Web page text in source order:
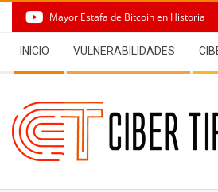
content
Mayor Estafa de Bitcoin en Historia
Navigation
Menu
INICIO VULNERABILIDADES